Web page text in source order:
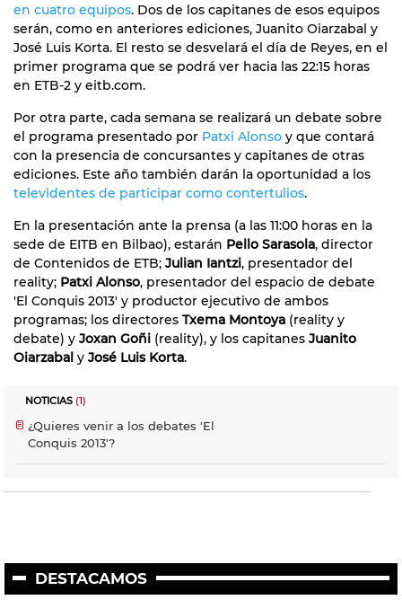
en cuatro equipos. Dos de los capitanes de esos equipos
serán, como en anteriores ediciones, Juanito Oiarzabal y
José Luis Korta. El resto se desvelará el día de Reyes, en el
primer programa que se podrá ver hacia las 22:15 horas
en ETB-2 y eitb.com.
Por otra parte, cada semana se realizará un debate sobre
el programa presentado por Patxi Alonso y que contará
con la presencia de concursantes y capitanes de otras
ediciones. Este año también darán la oportunidad a los
televidentes de participar como contertulios.
En la presentación ante la prensa (a las 11:00 horas en la
sede de EITB en Bilbao), estarán Pello Sarasola, director
de Contenidos de ETB; Julian Iantzi, presentador del
reality; Patxi Alonso, presentador del espacio de debate
'El Conquis 2013' y productor ejecutivo de ambos
programas; los directores Txema Montoya (reality y
debate) y Joxan Goñi (reality), y los capitanes Juanito
Oiarzabal y José Luis Korta.
NOTICIAS (1)
¿Quieres venir a los debates 'El
Conquis 2013'?
DESTACAMOS